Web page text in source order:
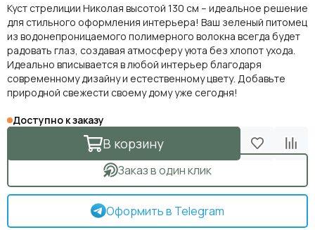
Куст стрелиции Николая высотой 130 см – идеальное решение
для стильного оформления интерьера! Ваш зеленый питомец
из водонепроницаемого полимерного волокна всегда будет
радовать глаз, создавая атмосферу уюта без хлопот ухода.
Идеально вписывается в любой интерьер благодаря
современному дизайну и естественному цвету. Добавьте
природной свежести своему дому уже сегодня!
Доступно к заказу
В корзину
Заказ в один клик
Оформить в Telegram